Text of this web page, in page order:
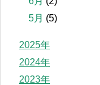
5月 (5)
2025年
2024年
2023年